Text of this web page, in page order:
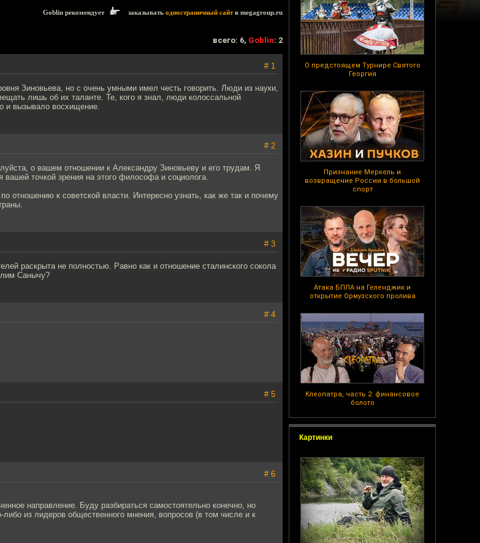
О предстоящем Турнире Святого
Георгия
Признание Меркель и
возвращение России в большой
спорт
Атака БПЛА на Геленджик и
открытие Ормузского пролива
Клеопатра, часть 2: финансовое
болото
Картинки
Goblin рекомендует заказывать одностраничный сайтв megagroup.ru
всего: 6, Goblin: 2
# 1
Зиновьева, но с очень умными имел честь говорить. Люди из науки,
лишь об их таланте. Те, кого я знал, люди колоссальной
и вызывало восхищение.
# 2
о вашем отношении к Александру Зиновьеву и его трудам. Я
точкой зрения на этого философа и социолога.
отношению к советской власти. Интересно узнать, как же так и почему
# 3
раскрыта не полностью. Равно как и отношение сталинского сокола
Санычу?
# 4
# 5
# 6
направление. Буду разбираться самостоятельно конечно, но
либо из лидеров общественного мнения, вопросов (в том числе и к